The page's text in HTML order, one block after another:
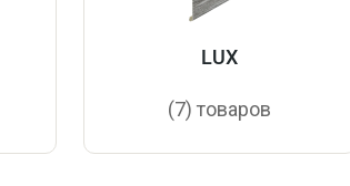
LUX
(7) товаров